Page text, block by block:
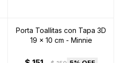
Porta Toallitas con Tapa 3D
19 x 10 cm - Minnie